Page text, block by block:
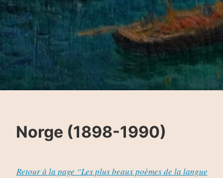
Norge (1898-1990)
Retour à la page “Les plus beaux poèmes de la langue